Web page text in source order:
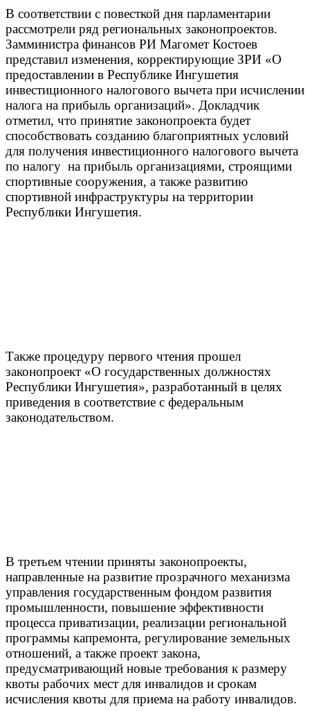
В соответствии с повесткой дня парламентарии
рассмотрели ряд региональных законопроектов.
Замминистра финансов РИ Магомет Костоев
представил изменения, корректирующие ЗРИ «О
предоставлении в Республике Ингушетия
инвестиционного налогового вычета при исчислении
налога на прибыль организаций». Докладчик
отметил, что принятие законопроекта будет
способствовать созданию благоприятных условий
для получения инвестиционного налогового вычета
по налогу на прибыль организациями, строящими
спортивные сооружения, а также развитию
спортивной инфраструктуры на территории
Республики Ингушетия.
Также процедуру первого чтения прошел
законопроект «О государственных должностях
Республики Ингушетия», разработанный в целях
приведения в соответствие с федеральным
законодательством.
В третьем чтении приняты законопроекты,
направленные на развитие прозрачного механизма
управления государственным фондом развития
промышленности, повышение эффективности
процесса приватизации, реализации региональной
программы капремонта, регулирование земельных
отношений, а также проект закона,
предусматривающий новые требования к размеру
квоты рабочих мест для инвалидов и срокам
исчисления квоты для приема на работу инвалидов.